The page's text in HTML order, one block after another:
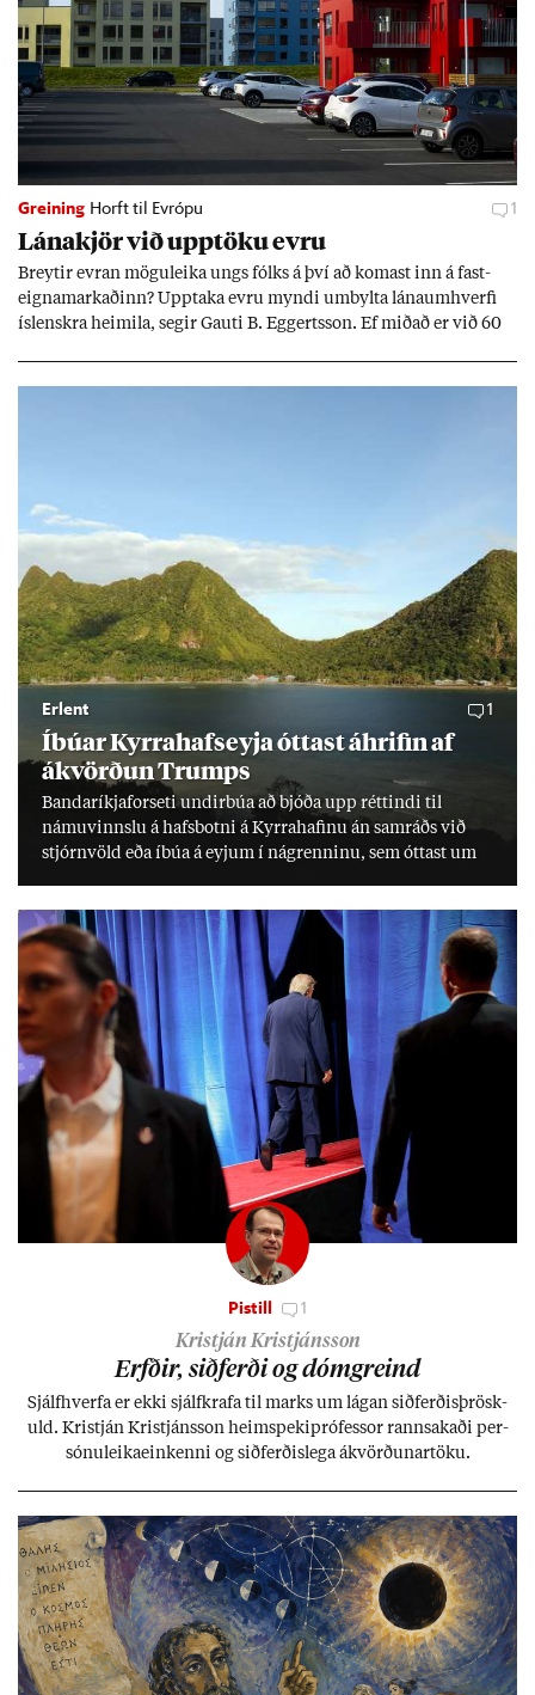
Greining Horft til Evrópu 1
Lána­kjör við upp­töku evru
Breyt­ir evr­an mögu­leika ungs fólks á því að kom­ast inn á fast­
eigna­mark­að­inn? Upp­taka evru myndi um­bylta lánaum­hverfi
ís­lenskra heim­ila, seg­ir Gauti B. Eggerts­son. Ef mið­að er við 60
Erlent 1
Íbú­ar Kyrra­hafs­eyja ótt­ast áhrif­in af
ákvörð­un Trumps
Banda­ríkja­for­seti und­ir­búa að bjóða upp rétt­indi til
námu­vinnslu á hafs­botni á Kyrra­haf­inu án sam­ráðs við
stjórn­völd eða íbúa á eyj­um í ná­grenn­inu, sem ótt­ast um
Pistill 1
Kristján Kristjánsson
Erfð­ir, sið­ferði og dómgreind
Sjálf­hverfa er ekki sjálf­krafa til marks um lág­an sið­ferð­is­þrösk­
uld. Kristján Kristjáns­son heim­speki­pró­fess­or rann­sak­aði per­
sónu­leika­ein­kenni og sið­ferð­is­lega ákvörð­un­ar­töku.